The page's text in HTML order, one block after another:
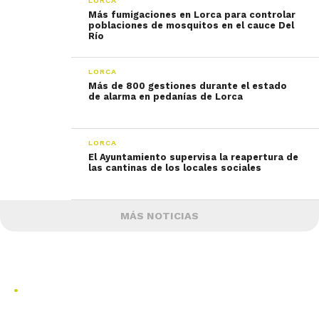
Más fumigaciones en Lorca para controlar
poblaciones de mosquitos en el cauce Del
Río
LORCA
Más de 800 gestiones durante el estado
de alarma en pedanías de Lorca
LORCA
El Ayuntamiento supervisa la reapertura de
las cantinas de los locales sociales
MÁS NOTICIAS
.